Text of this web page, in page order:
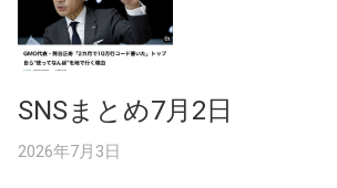
SNSまとめ7月2日
2026年7月3日